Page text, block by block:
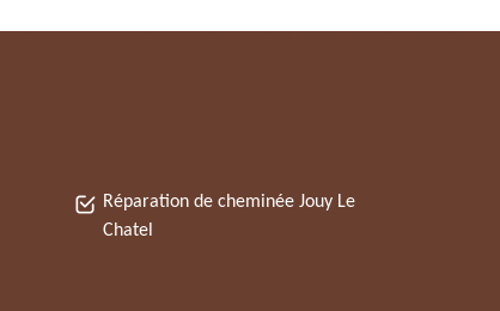
Réparation de cheminée Jouy Le
Chatel